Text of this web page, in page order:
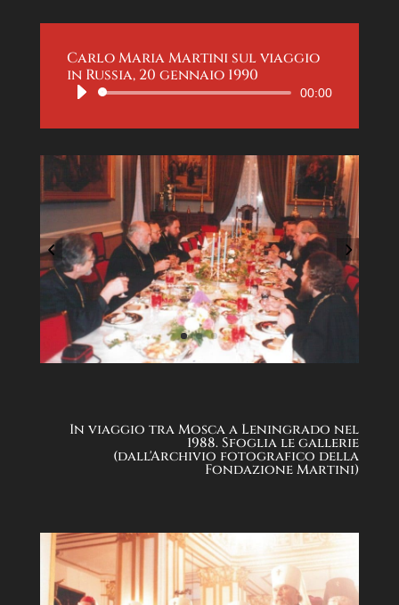
Carlo Maria Martini sul viaggio
in Russia, 20 gennaio 1990
Audio
00:00
In viaggio tra Mosca a Leningrado nel
1988. Sfoglia le gallerie
(dall'Archivio fotografico della
Fondazione Martini)